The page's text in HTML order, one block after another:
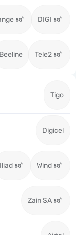
DIGI
Beeline Tele2
Tigo
Digicel
Iliad Wind
Zain SA